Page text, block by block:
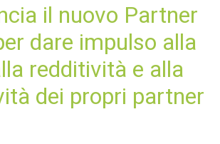
il nuovo Partner
dare impulso alla
redditività e alla
dei propri partner